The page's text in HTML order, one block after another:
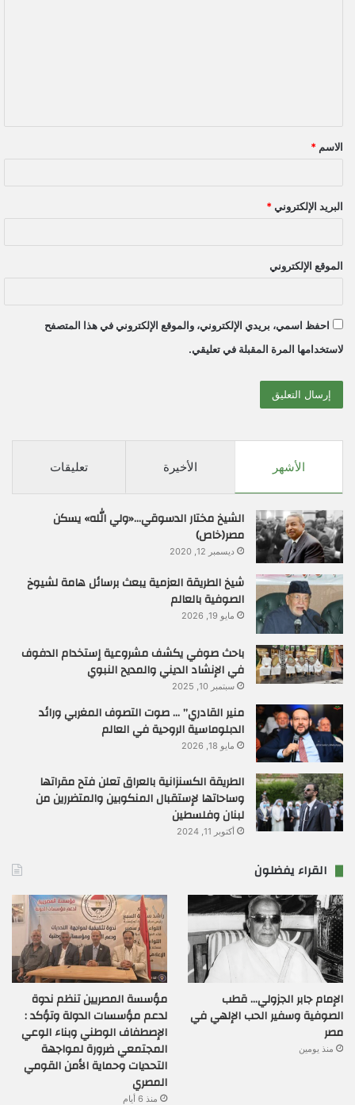
ق
*
الاسم *
البريد الإلكتروني *
الموقع الإلكتروني
احفظ اسمي، بريدي الإلكتروني، والموقع الإلكتروني في هذا المتصفح
لاستخدامها المرة المقبلة في تعليقي.
الأشهر الأخيرة تعليقات
الشيخ مختار الدسوقي…«ولي الله» يسكن
مصر(خاص)
ديسمبر 12, 2020
شيخ الطريقة العزمية يبعث برسائل هامة لشيوخ
الصوفية بالعالم
مايو 19, 2026
باحث صوفي يكشف مشروعية إستخدام الدفوف
في الإنشاد الديني والمديح النبوي
سبتمبر 10, 2025
منير القادري” … صوت التصوف المغربي ورائد
الدبلوماسية الروحية في العالم
مايو 18, 2026
الطريقة الكسنزانية بالعراق تعلن فتح مقراتها
وساحاتها لإستقبال المنكوبين والمتضررين من
لبنان وفلسطين
أكتوبر 11, 2024
القراء يفضلون
الإمام جابر الجزولي… قطب
الصوفية وسفير الحب الإلهي في
مصر
منذ يومين
مؤسسة المصريين تنظم ندوة
لدعم مؤسسات الدولة وتؤكد :
الإصطفاف الوطني وبناء الوعي
المجتمعي ضرورة لمواجهة
التحديات وحماية الأمن القومي
المصري
منذ 6 أيام